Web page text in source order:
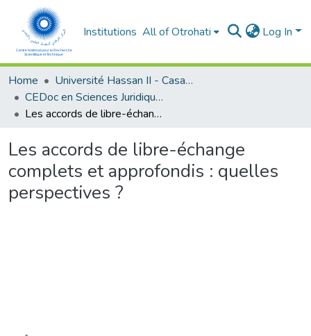
Institutions All of Otrohati Log In
Home
Université Hassan II - Casablanca
CEDoc en Sciences Juridiques, Economiques, Sociales et de Gestion (CED - SJESG)
Les accords de libre-échange complets et approfondis : quelles perspectives ?
Les accords de libre-échange
complets et approfondis : quelles
perspectives ?